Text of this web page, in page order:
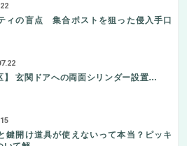
ィの盲点 集合ポストを狙った侵入手口
】 玄関ドアへの両面シリンダー設置…
鍵開け道具が使えないって本当？ピッキ